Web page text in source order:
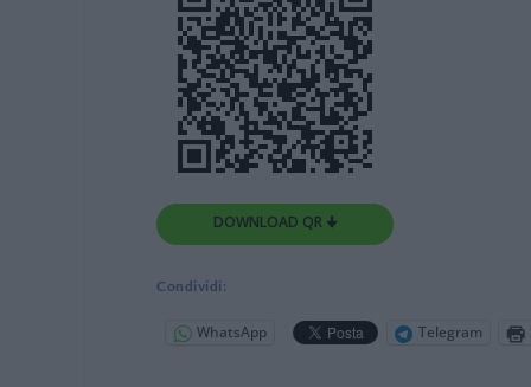
DOWNLOAD QR 🠋
Condividi:
WhatsApp Telegram